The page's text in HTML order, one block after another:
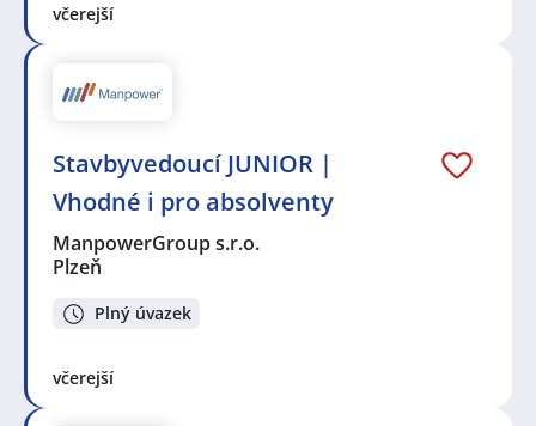
včerejší
Stavbyvedoucí JUNIOR |
Vhodné i pro absolventy
ManpowerGroup s.r.o.
Plzeň
Plný úvazek
včerejší